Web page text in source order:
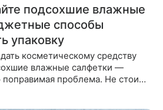
подсохшие влажные
способы
упаковку
косметическому средству
влажные салфетки —
поправимая проблема. Не стоит